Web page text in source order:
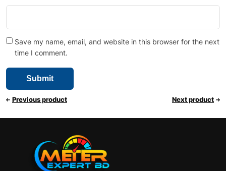
Save my name, email, and website in this browser for the next
time I comment.
Previous product Next product